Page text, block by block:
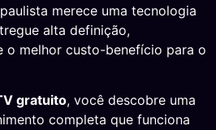
merece uma tecnologia
alta definição,
o melhor custo-benefício para o
gratuito, você descobre uma
completa que funciona